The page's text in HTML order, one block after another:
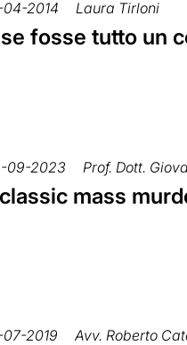
04-2014 Laura Tirloni
se fosse tutto un
09-2023 Prof. Dott.
mass
07-2019 Avv. Roberto